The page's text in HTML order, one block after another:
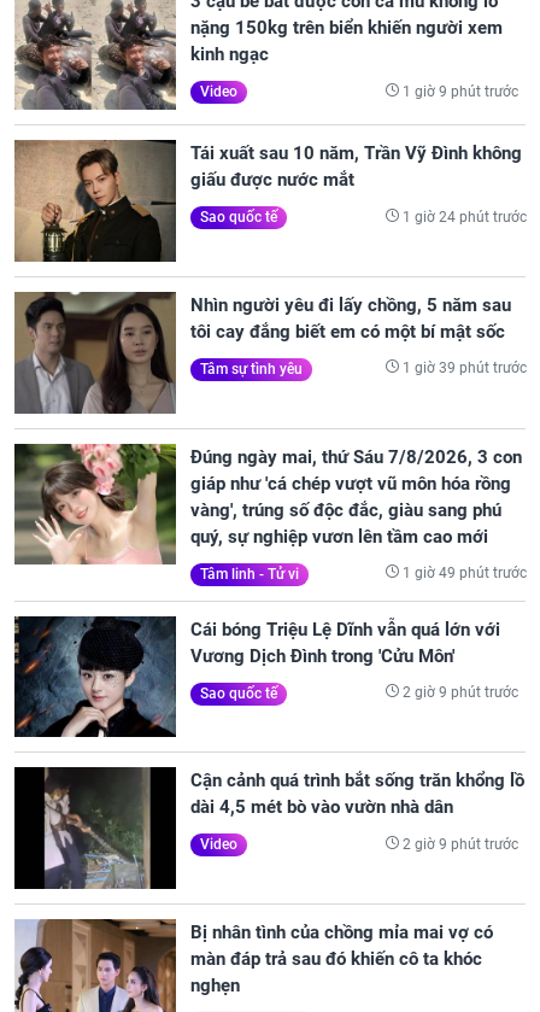
nặng 150kg trên biển khiến người xem
kinh ngạc
Video 1 giờ 9 phút trước
Tái xuất sau 10 năm, Trần Vỹ Đình không
giấu được nước mắt
Sao quốc tế 1 giờ 24 phút trước
Nhìn người yêu đi lấy chồng, 5 năm sau
tôi cay đắng biết em có một bí mật sốc
Tâm sự tình yêu 1 giờ 39 phút trước
Đúng ngày mai, thứ Sáu 7/8/2026, 3 con
giáp như 'cá chép vượt vũ môn hóa rồng
vàng', trúng số độc đắc, giàu sang phú
quý, sự nghiệp vươn lên tầm cao mới
Tâm linh - Tử vi 1 giờ 49 phút trước
Cái bóng Triệu Lệ Dĩnh vẫn quá lớn với
Vương Dịch Đình trong 'Cửu Môn'
Sao quốc tế 2 giờ 9 phút trước
Cận cảnh quá trình bắt sống trăn khổng lồ
dài 4,5 mét bò vào vườn nhà dân
Video 2 giờ 9 phút trước
Bị nhân tình của chồng mỉa mai vợ có
màn đáp trả sau đó khiến cô ta khóc
nghẹn